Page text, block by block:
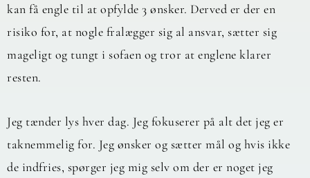
kan få engle til at opfylde 3 ønsker. Derved er der en
risiko for, at nogle fralægger sig al ansvar, sætter sig
mageligt og tungt i sofaen og tror at englene klarer
resten.
Jeg tænder lys hver dag. Jeg fokuserer på alt det jeg er
taknemmelig for. Jeg ønsker og sætter mål og hvis ikke
de indfries, spørger jeg mig selv om der er noget jeg